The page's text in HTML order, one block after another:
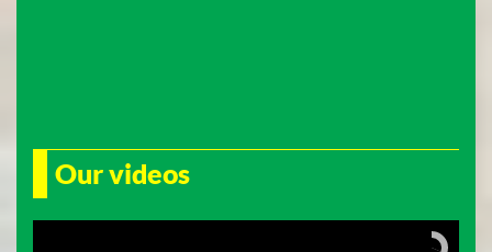
Our videos